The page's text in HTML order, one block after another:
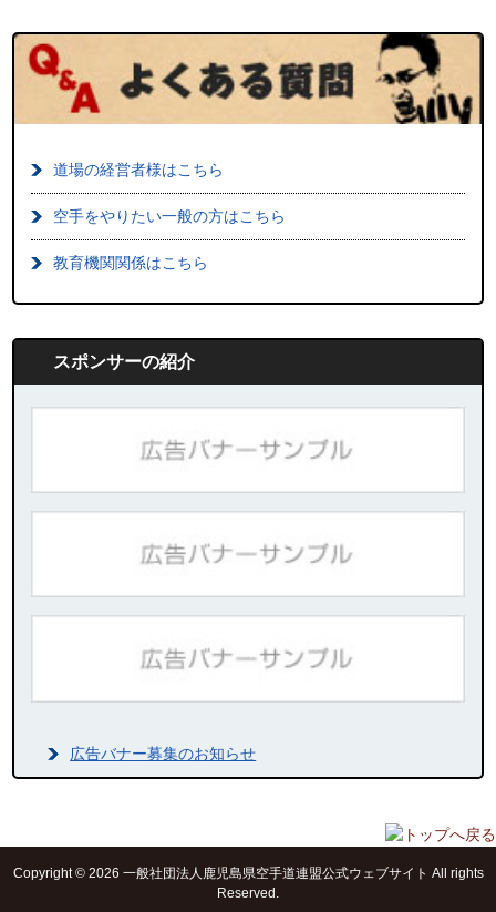
道場の経営者様はこちら
空手をやりたい一般の方はこちら
教育機関関係はこちら
スポンサーの紹介
広告バナー募集のお知らせ
Copyright © 2026 一般社団法人鹿児島県空手道連盟公式ウェブサイト All rights
Reserved.